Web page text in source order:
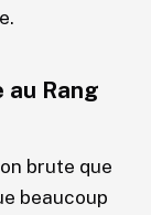
au Rang
brute que
beaucoup